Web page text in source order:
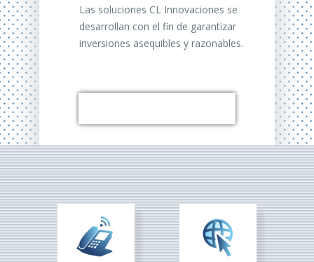
Las soluciones CL Innovaciones se
desarrollan con el fin de garantizar
inversiones asequibles y razonables.